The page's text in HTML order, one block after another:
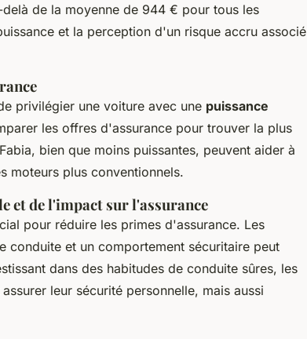
de la moyenne de 944 € pour tous les
et la perception d'un risque accru associé
privilégier une voiture avec une puissance
les offres d'assurance pour trouver la plus
bien que moins puissantes, peuvent aider à
moteurs plus conventionnels.
et de l'impact sur l'assurance
pour réduire les primes d'assurance. Les
conduite et un comportement sécuritaire peut
dans des habitudes de conduite sûres, les
leur sécurité personnelle, mais aussi